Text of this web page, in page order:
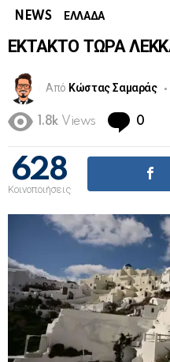
NEWS ΕΛΛΑΔΑ
ΕΚΤΑΚΤΟ ΤΩΡΑ
Από Κώστας Σαμαράς
1.8k Views 0
628
Κοινοποιήσεις